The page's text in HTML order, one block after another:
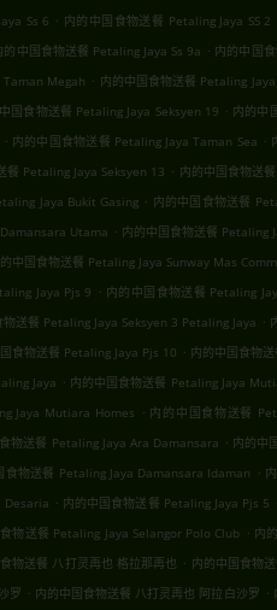
Ss 6 . 内的中国食物送餐 Petaling Jaya SS 2
的中国食物送餐 Petaling Jaya Ss 9a . 内的中国
Taman Megah . 内的中国食物送餐 Petaling
国食物送餐 Petaling Jaya Seksyen 19 . 内的中
. 内的中国食物送餐 Petaling Jaya Taman Sea .
餐 Petaling Jaya Seksyen 13 . 内的中国食物送
Jaya Bukit Gasing . 内的中国食物送餐
Utama . 内的中国食物送餐 Petaling
中国食物送餐 Petaling Jaya Sunway Mas
Jaya Pjs 9 . 内的中国食物送餐 Petaling
物送餐 Petaling Jaya Seksyen 3 Petaling Jaya .
食物送餐 Petaling Jaya Pjs 10 . 内的中国食物
Jaya . 内的中国食物送餐 Petaling Jaya
Jaya Mutiara Homes . 内的中国食物送餐
物送餐 Petaling Jaya Ara Damansara . 内的中
食物送餐 Petaling Jaya Damansara Idaman .
Desaria . 内的中国食物送餐 Petaling Jaya Pjs 5
物送餐 Petaling Jaya Selangor Polo Club . 内
物送餐 八打灵再也 格拉那再也 . 内的中国食物
罗 . 内的中国食物送餐 八打灵再也 阿拉白沙罗 .